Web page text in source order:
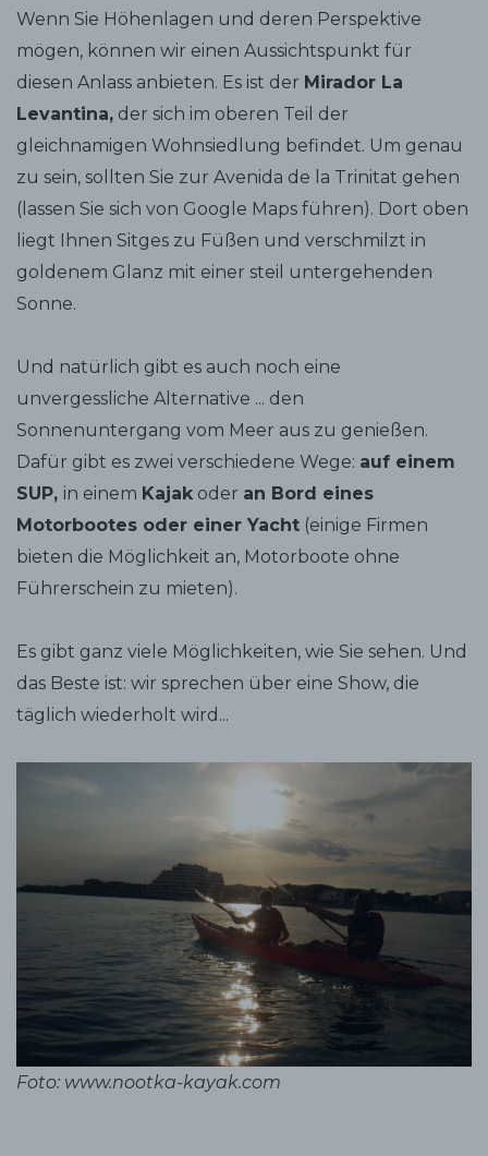
Wenn Sie Höhenlagen und deren Perspektive
mögen, können wir einen Aussichtspunkt für
diesen Anlass anbieten. Es ist der Mirador La
Levantina, der sich im oberen Teil der
gleichnamigen Wohnsiedlung befindet. Um genau
zu sein, sollten Sie zur Avenida de la Trinitat gehen
(lassen Sie sich von Google Maps führen). Dort oben
liegt Ihnen Sitges zu Füßen und verschmilzt in
goldenem Glanz mit einer steil untergehenden
Sonne.
Und natürlich gibt es auch noch eine
unvergessliche Alternative ... den
Sonnenuntergang vom Meer aus zu genießen.
Dafür gibt es zwei verschiedene Wege: auf einem
SUP, in einem Kajak oder an Bord eines
Motorbootes oder einer Yacht (einige Firmen
bieten die Möglichkeit an, Motorboote ohne
Führerschein zu mieten).
Es gibt ganz viele Möglichkeiten, wie Sie sehen. Und
das Beste ist: wir sprechen über eine Show, die
täglich wiederholt wird...
Foto: www.nootka-kayak.com